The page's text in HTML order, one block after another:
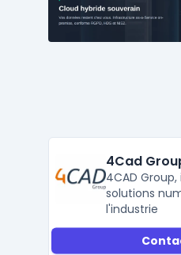
4Cad
4CAD
solutions
l'industrie